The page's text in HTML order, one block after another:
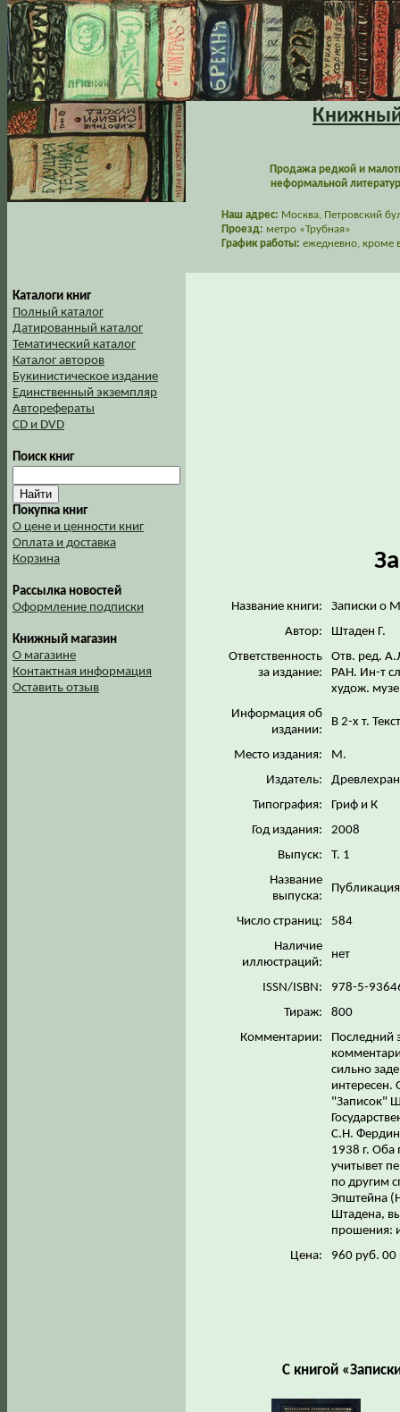
Книжный
Продажа редкой и
неформальной
Наш адрес: Москва, Петровский
Проезд: метро «Трубная»
График работы: ежедневно, кроме
Каталоги книг
Полный каталог
Датированный каталог
Тематический каталог
Каталог авторов
Букинистическое издание
Единственный экземпляр
Авторефераты
CD и DVD
Поиск книг
Покупка книг
О цене и ценности книг
Оплата и доставка
Корзина
Рассылка новостей
Оформление подписки
Книжный магазин
О магазине
Контактная информация
Оставить отзыв
Название книги:
Записки о
Автор:
Штаден Г.
Ответственность
за издание:
Отв. ред.
РАН. Ин-т
худож.
Информация об
издании:
В 2-х т.
Место издания:
М.
Издатель:
Типография:
Гриф и К
Год издания:
2008
Выпуск:
Т. 1
Название
выпуска:
Число страниц:
584
Наличие
иллюстраций:
нет
ISSN/ISBN:
978-5-
Тираж:
800
Комментарии:
Последний
сильно
интересен.
"Записок"
С.Н.
1938 г. Оба
учитывет
по другим
Эпштейна
Штадена,
прошения:
Цена:
960 руб. 00
С книгой